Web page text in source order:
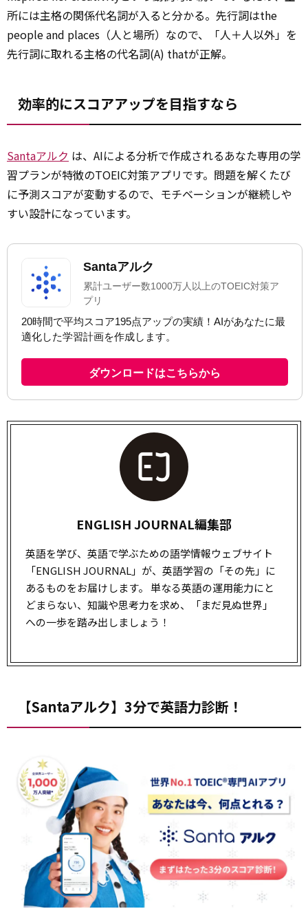
所には主格の関係代名詞が入ると分かる。先行詞はthe
people and places（人と場所）なので、「人＋人以外」を
先行詞に取れる主格の代名詞(A) thatが正解。
効率的にスコアアップを目指すなら
Santaアルク は、AIによる分析で作成されるあなた専用の学
習プランが特徴のTOEIC対策アプリです。問題を解くたび
に予測スコアが変動するので、モチベーションが継続しや
すい設計になっています。
ENGLISH JOURNAL編集部
英語を学び、英語で学ぶための語学情報ウェブサイト
「ENGLISH JOURNAL」が、英語学習の「その先」に
あるものをお届けします。 単なる英語の運用能力にと
どまらない、知識や思考力を求め、「まだ見ぬ世界」
への一歩を踏み出しましょう！
【Santaアルク】3分で英語力診断！